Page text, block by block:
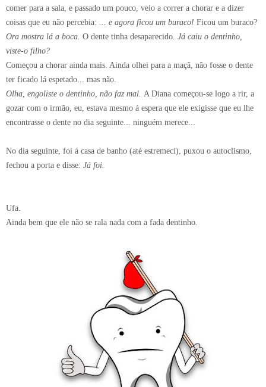
comer para a sala, e passado um pouco, veio a correr a chorar e a dizer
coisas que eu não percebia:
... e agora ficou um buraco! Ficou um buraco?
Ora mostra lá a boca. O dente tinha desaparecido. Já caiu o dentinho,
viste-o filho?
Começou a chorar ainda mais. Ainda olhei para a maçã, não fosse o dente
ter ficado lá espetado... mas não.
Olha, engoliste o dentinho, não faz mal. A Diana começou-se logo a rir, a
gozar com o irmão, eu, estava mesmo á espera que ele exigisse que eu lhe
encontrasse o dente no dia seguinte... ninguém merece...
No dia seguinte, foi á casa de banho (até estremeci), puxou o autoclismo,
fechou a porta e disse: Já foi.
Ufa.
Ainda bem que ele não se rala nada com a fada dentinho.